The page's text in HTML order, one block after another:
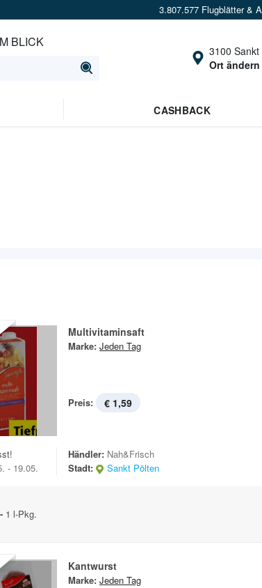
3.807.577 Flugblätter &
BLICK
3100 Sankt
Ort ändern
CASHBACK
Multivitaminsaft
Marke: Jeden Tag
Preis: € 1,59
- 19.05.
Händler: Nah&Frisch
Stadt:
Sankt Pölten
1 l-Pkg.
Kantwurst
Marke: Jeden Tag